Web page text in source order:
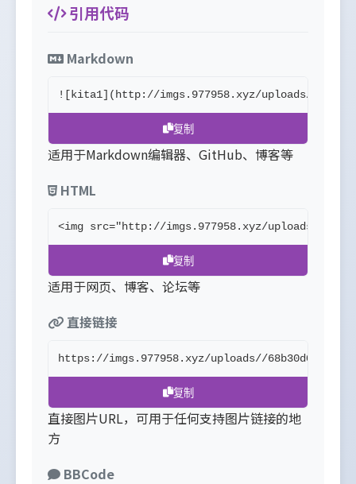
引用代码
Markdown
![kita1](http://imgs.977958.xyz/uploads//
复制
适用于Markdown编辑器、GitHub、博客等
HTML
<img src="http://imgs.977958.xyz/uploads//
复制
适用于网页、博客、论坛等
直接链接
https://imgs.977958.xyz/uploads//
复制
直接图片URL，可用于任何支持图片链接的地
方
BBCode